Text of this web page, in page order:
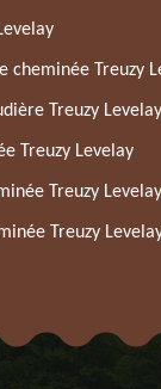
cheminée Treuzy
Treuzy Levelay
Treuzy Levelay
Treuzy Levelay
Treuzy